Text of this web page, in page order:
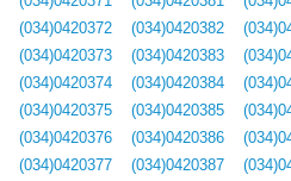
(034)0420372
(034)0420373
(034)0420374
(034)0420375
(034)0420376
(034)0420377
(034)0420382
(034)0420383
(034)0420384
(034)0420385
(034)0420386
(034)0420387